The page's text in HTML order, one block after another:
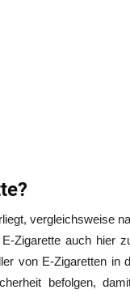
vergleichsweise
Zigarette auch hier
von E-Zigaretten in
befolgen,